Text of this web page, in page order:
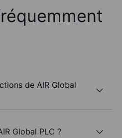
de AIR Global
Global PLC ?